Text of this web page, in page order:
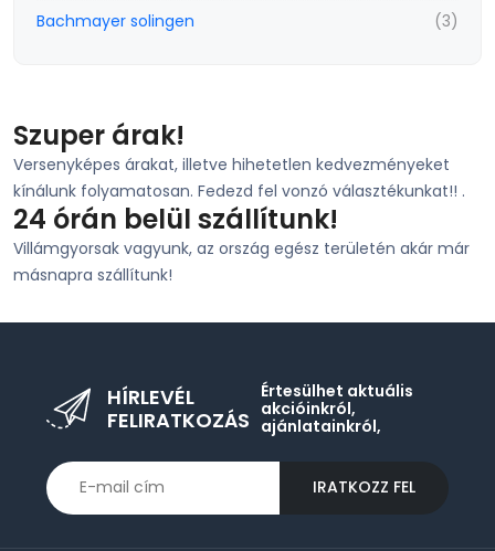
Bachmayer solingen
(3)
Szuper árak!
Versenyképes árakat, illetve hihetetlen kedvezményeket
kínálunk folyamatosan. Fedezd fel vonzó választékunkat!! .
24 órán belül szállítunk!
Villámgyorsak vagyunk, az ország egész területén akár már
másnapra szállítunk!
HÍRLEVÉL
FELIRATKOZÁS
Értesülhet aktuális
akcióinkról,
ajánlatainkról,
IRATKOZZ FEL